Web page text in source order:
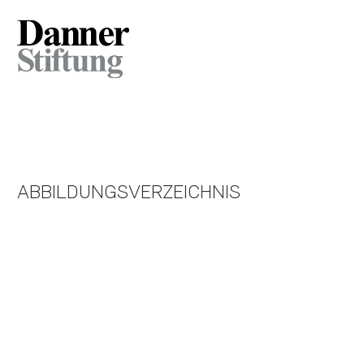
ABBILDUNGSVERZEICHNIS